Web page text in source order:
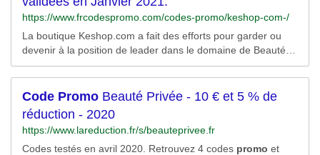
https://www.frcodespromo.com/codes-promo/keshop-com-/
La boutique Keshop.com a fait des efforts pour garder ou
devenir à la position de leader dans le domaine de Beauté.
Abonnez-vous à notre newsletter s’il y a aucune promotion
qui vous satisfait en ce moment,Les nouveaux remises et
coupons Keshop.com vous seront envoyés régulièrement.
..Plus »...
Code Promo Beauté Privée - 10 € et 5 % de
réduction - 2020
https://www.lareduction.fr/s/beauteprivee.fr
Codes testés en avril 2020. Retrouvez 4 codes promo et